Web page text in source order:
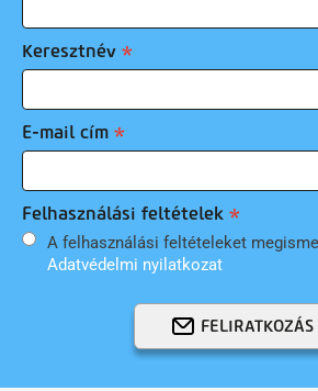
Keresztnév
E-mail cím
Felhasználási feltételek
A felhasználási feltételeket
Adatvédelmi nyilatkozat
FELIRATKOZÁS